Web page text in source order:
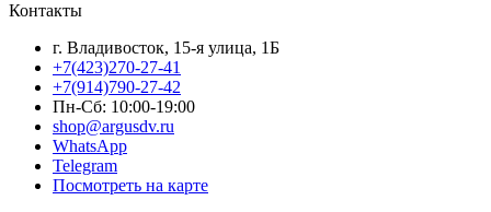
Контакты
г. Владивосток, 15-я улица, 1Б
+7(423)270-27-41
+7(914)790-27-42
Пн-Сб: 10:00-19:00
shop@argusdv.ru
WhatsApp
Telegram
Посмотреть на карте